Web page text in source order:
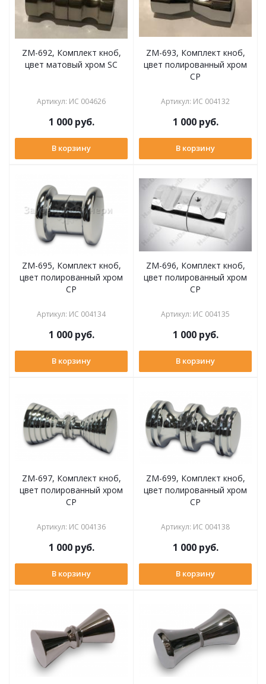
ZM-692, Комплект кноб,
цвет матовый хром SC
Артикул: ИС 004626
1 000руб.
В корзину
ZM-693, Комплект кноб,
цвет полированный хром
CP
Артикул: ИС 004132
1 000руб.
В корзину
ZM-695, Комплект кноб,
цвет полированный хром
CP
Артикул: ИС 004134
1 000руб.
В корзину
ZM-696, Комплект кноб,
цвет полированный хром
CP
Артикул: ИС 004135
1 000руб.
В корзину
ZM-697, Комплект кноб,
цвет полированный хром
CP
Артикул: ИС 004136
1 000руб.
В корзину
ZM-699, Комплект кноб,
цвет полированный хром
CP
Артикул: ИС 004138
1 000руб.
В корзину